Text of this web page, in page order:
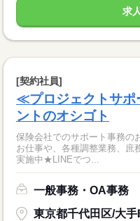
求
[契約社員]
≪プロジェクトサポ
ントのオシゴト
保険会社でのサポート事務の
お仕事や、各種調整業務、庶
実施中★LINEでつ...
一般事務・OA事務
東京都千代田区/大手